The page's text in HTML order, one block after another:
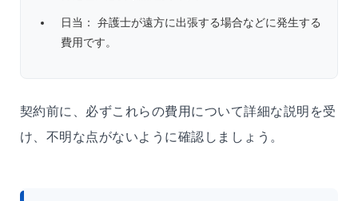
日当： 弁護士が遠方に出張する場合などに発生する
費用です。
契約前に、必ずこれらの費用について詳細な説明を受
け、不明な点がないように確認しましょう。